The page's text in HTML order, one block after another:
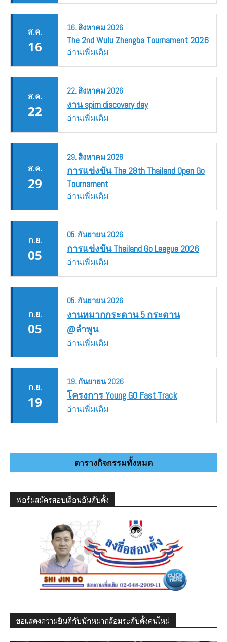
ส.ค.
16
16.สิงหาคม 2026
The 2nd Wulu Zhengba Tournament 2026
อ่านเพิ่มเติม
ส.ค.
22
22.สิงหาคม 2026
งาน spim discovery day
อ่านเพิ่มเติม
ส.ค.
29
29.สิงหาคม 2026
การแข่งขัน The 28th Thailand Open Go
Tournament
อ่านเพิ่มเติม
ก.ย.
05
05. กันยายน2026
การแข่งขัน Thailand Go League 2026
อ่านเพิ่มเติม
ก.ย.
05
05. กันยายน2026
งานหมากกระดาน 5 กระดาน
@ลำพูน
อ่านเพิ่มเติม
ก.ย.
19
19. กันยายน2026
โครงการ Young GO Fast Track
อ่านเพิ่มเติม
ตารางกิจกรรมทั้งหมด
ฟอร์มสมัครสอบเลื่อนอันดับดั้ง
ขอแสดงความยินดีกับนักหมากล้อมระดับดั้งคนใหม่